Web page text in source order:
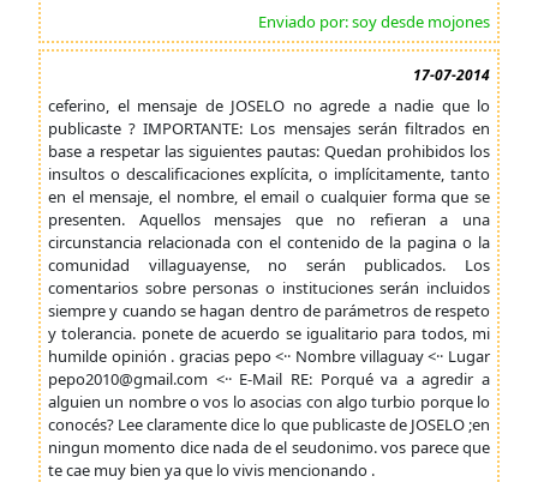
Enviado por: soy desde mojones
17-07-2014
ceferino, el mensaje de JOSELO no agrede a nadie que lo
publicaste ? IMPORTANTE: Los mensajes serán filtrados en
base a respetar las siguientes pautas: Quedan prohibidos los
insultos o descalificaciones explícita, o implícitamente, tanto
en el mensaje, el nombre, el email o cualquier forma que se
presenten. Aquellos mensajes que no refieran a una
circunstancia relacionada con el contenido de la pagina o la
comunidad villaguayense, no serán publicados. Los
comentarios sobre personas o instituciones serán incluidos
siempre y cuando se hagan dentro de parámetros de respeto
y tolerancia. ponete de acuerdo se igualitario para todos, mi
humilde opinión . gracias pepo <·· Nombre villaguay <·· Lugar
pepo2010@gmail.com <·· E-Mail RE: Porqué va a agredir a
alguien un nombre o vos lo asocias con algo turbio porque lo
conocés? Lee claramente dice lo que publicaste de JOSELO ;en
ningun momento dice nada de el seudonimo. vos parece que
te cae muy bien ya que lo vivis mencionando .